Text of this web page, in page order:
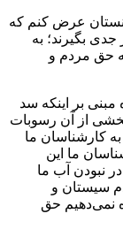
عرض کنم که
بگیرند؛ به
حق مردم و
بر اینکه سد
بخشی از آن رسوبات
کارشناسان ما
ما این
نبودن آب ما
سیستان و
نمی‌دهیم حق